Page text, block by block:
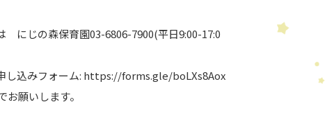
にじの森保育園03-6806-7900(平日9:00-17:0
し込みフォーム: https://forms.gle/boLXs8Aox
お願いします。